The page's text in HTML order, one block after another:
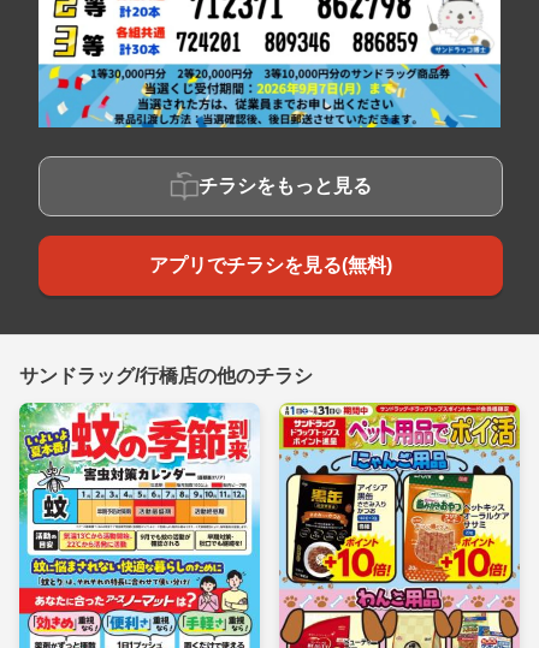
チラシをもっと見る
アプリでチラシを見る(無料)
サンドラッグ/行橋店の他のチラシ